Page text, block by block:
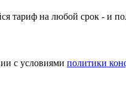
тариф на любой срок - и
с условиями политики